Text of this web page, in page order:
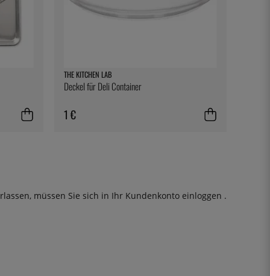
THE KITCHEN LAB
Deckel für Deli Container
1 €
müssen Sie sich in Ihr Kundenkonto einloggen .